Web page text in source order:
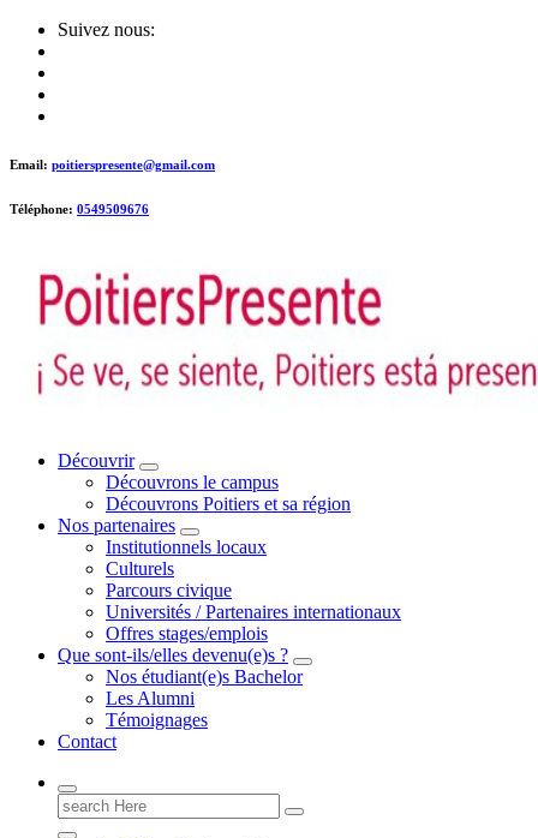
Skip
content
Suivez nous:
Email: poitierspresente@gmail.com
Téléphone: 0549509676
Poitiers presente !
Découvrir
Découvrons le campus
Découvrons Poitiers et sa région
Nos partenaires
Institutionnels locaux
Culturels
Parcours civique
Universités / Partenaires internationaux
Offres stages/emplois
Que sont-ils/elles devenu(e)s ?
Nos étudiant(e)s Bachelor
Les Alumni
Témoignages
Contact
Search
for: